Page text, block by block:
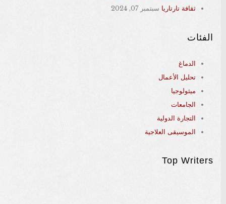
ثقافة تارتاريا سبتمبر 07, 2024
الفئات
الدماغ
تحليل الأعمال
ميثولوجيا
الجامعات
التجارة الدولية
الموسيقى العلاجية
Top Writers